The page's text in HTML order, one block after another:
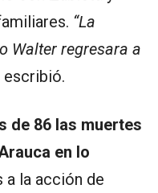
“La
Walter regresara a
escribió.
de 86 las muertes
en lo
a la acción de